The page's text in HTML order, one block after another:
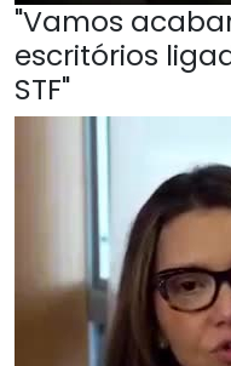
"Vamos
escritórios
STF"